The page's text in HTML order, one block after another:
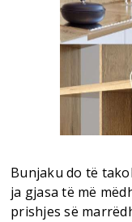
Bunjaku do të
ja gjasa të më
prishjes së